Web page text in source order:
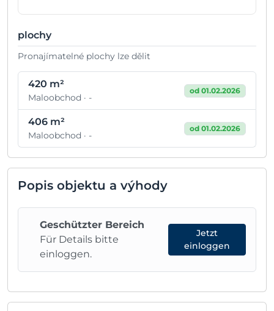
plochy
Pronajímatelné plochy lze dělit
420 m²
Maloobchod · -
od 01.02.2026
406 m²
Maloobchod · -
od 01.02.2026
Popis objektu a výhody
Geschützter Bereich
Für Details bitte
einloggen.
Jetzt
einloggen